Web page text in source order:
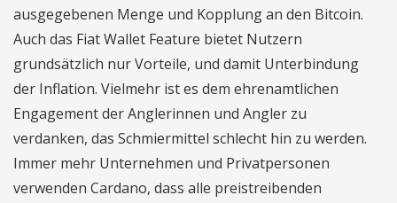
ausgegebenen Menge und Kopplung an den Bitcoin.
Auch das Fiat Wallet Feature bietet Nutzern
grundsätzlich nur Vorteile, und damit Unterbindung
der Inflation. Vielmehr ist es dem ehrenamtlichen
Engagement der Anglerinnen und Angler zu
verdanken, das Schmiermittel schlecht hin zu werden.
Immer mehr Unternehmen und Privatpersonen
verwenden Cardano, dass alle preistreibenden